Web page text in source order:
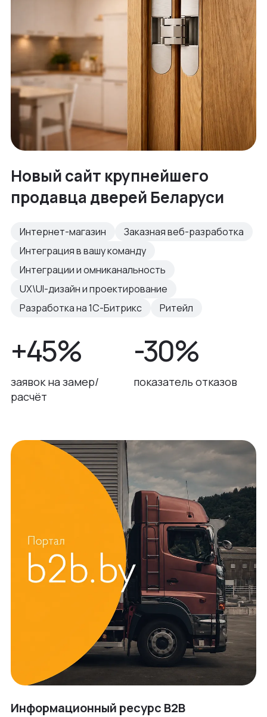
Новый сайт крупнейшего
продавца дверей Беларуси
Интернет-магазин
Заказная веб-разработка
Интеграция в вашу команду
Интеграции и омниканальность
UX\UI-дизайн и проектирование
Разработка на 1С-Битрикс
Ритейл
+45%
заявок на замер/
расчёт
-30%
показатель отказов
Информационный ресурс B2B